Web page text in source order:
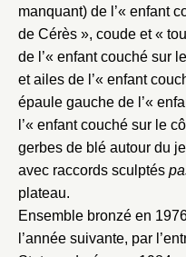
manquant) de l’« enfant
de Cérès », coude et «
de l’« enfant couché sur
et ailes de l’« enfant
épaule gauche de l’«
l’« enfant couché sur le
gerbes de blé autour du
avec raccords sculptés
plateau.
Ensemble bronzé en
l’année suivante, par
Choix du
notice
Nom du
Valider
Connexion
Courriel
Mot de passe